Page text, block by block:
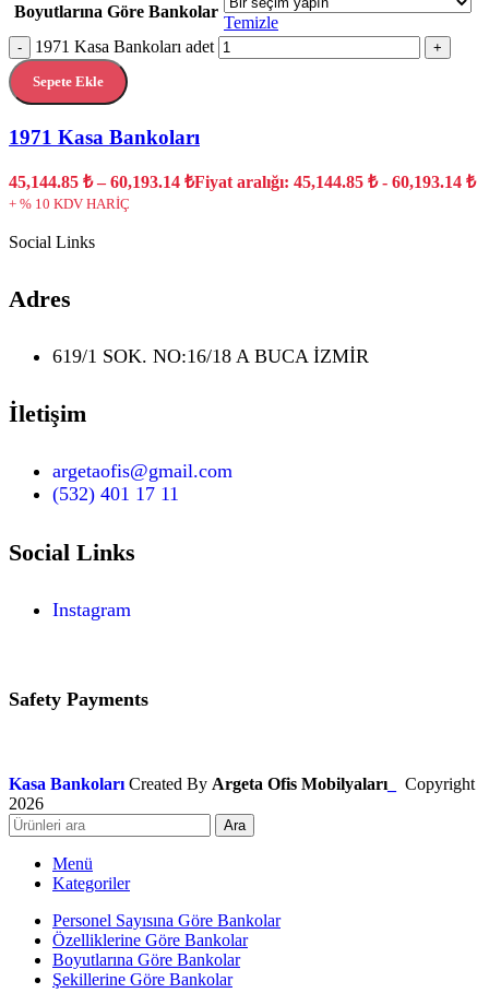
Boyutlarına Göre Bankolar
Temizle
- 1971 Kasa Bankoları adet +
Sepete Ekle
1971 Kasa Bankoları
45,144.85 ₺ –60,193.14 ₺Fiyat aralığı: 45,144.85 ₺ - 60,193.14 ₺
+ % 10 KDV HARİÇ
Social Links
Adres
619/1 SOK. NO:16/18 A BUCA İZMİR
İletişim
argetaofis@gmail.com
(532) 401 17 11
Social Links
Instagram
Safety Payments
Kasa Bankoları Created By Argeta Ofis Mobilyaları
Copyright
2026
Ara
Menü
Kategoriler
Personel Sayısına Göre Bankolar
Özelliklerine Göre Bankolar
Boyutlarına Göre Bankolar
Şekillerine Göre Bankolar